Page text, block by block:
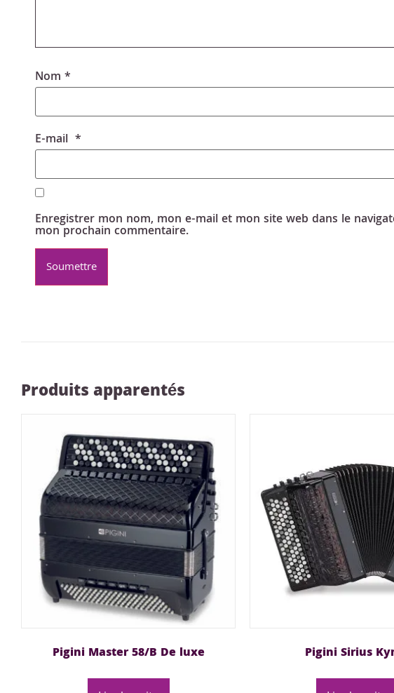
Nom *
E-mail *
Enregistrer mon nom, mon e-mail et mon site web dans le
mon prochain commentaire.
Produits apparentés
Pigini Master 58/B De luxe Pigini Sirius